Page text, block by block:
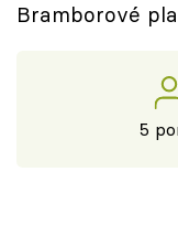
Sledujte
Bramborové
5